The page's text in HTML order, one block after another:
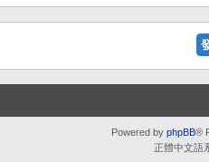
Powered by phpBB®
正體中文語